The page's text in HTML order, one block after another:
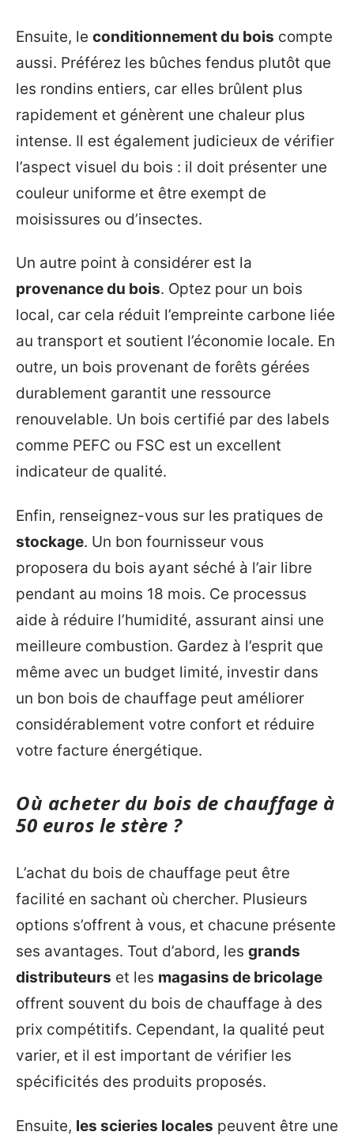
Ensuite, le conditionnement du bois compte
aussi. Préférez les bûches fendus plutôt que
les rondins entiers, car elles brûlent plus
rapidement et génèrent une chaleur plus
intense. Il est également judicieux de vérifier
l’aspect visuel du bois : il doit présenter une
couleur uniforme et être exempt de
moisissures ou d’insectes.
Un autre point à considérer est la
provenance du bois. Optez pour un bois
local, car cela réduit l’empreinte carbone liée
au transport et soutient l’économie locale. En
outre, un bois provenant de forêts gérées
durablement garantit une ressource
renouvelable. Un bois certifié par des labels
comme PEFC ou FSC est un excellent
indicateur de qualité.
Enfin, renseignez-vous sur les pratiques de
stockage. Un bon fournisseur vous
proposera du bois ayant séché à l’air libre
pendant au moins 18 mois. Ce processus
aide à réduire l’humidité, assurant ainsi une
meilleure combustion. Gardez à l’esprit que
même avec un budget limité, investir dans
un bon bois de chauffage peut améliorer
considérablement votre confort et réduire
votre facture énergétique.
Où acheter du bois de chauffage à
50 euros le stère ?
L’achat du bois de chauffage peut être
facilité en sachant où chercher. Plusieurs
options s’offrent à vous, et chacune présente
ses avantages. Tout d’abord, les grands
distributeurs et les magasins de bricolage
offrent souvent du bois de chauffage à des
prix compétitifs. Cependant, la qualité peut
varier, et il est important de vérifier les
spécificités des produits proposés.
Ensuite, les scieries locales peuvent être une